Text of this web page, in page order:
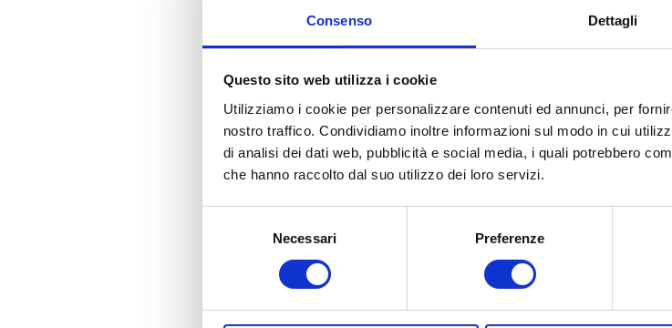
Consenso Dettagli
Questo sito web utilizza i cookie
Utilizziamo i cookie per personalizzare contenuti ed annunci, per
nostro traffico. Condividiamo inoltre informazioni sul modo in cui
di analisi dei dati web, pubblicità e social media, i quali potrebbero
che hanno raccolto dal suo utilizzo dei loro servizi.
Necessari Preferenze
Dic